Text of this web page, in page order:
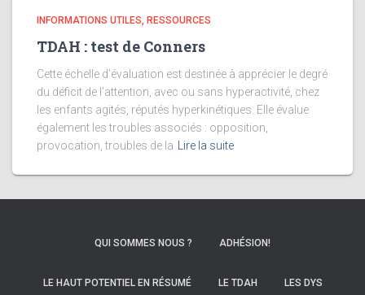
INFORMATIONS UTILES, RESSOURCES
TDAH : test de Conners
Cette échelle d’évaluation est destinée à apprécier le degré
du déficit de l’attention, avec ou sans hyperactivité, chez
les enfants agités, réputés hyperkinétiques. Elle évalue
également les troubles associés : opposition,
provocation, troubles de la
Lire la suite
QUI SOMMES NOUS ? ADHÉSION!
LE HAUT POTENTIEL EN RÉSUMÉ LE TDAH LES DYS